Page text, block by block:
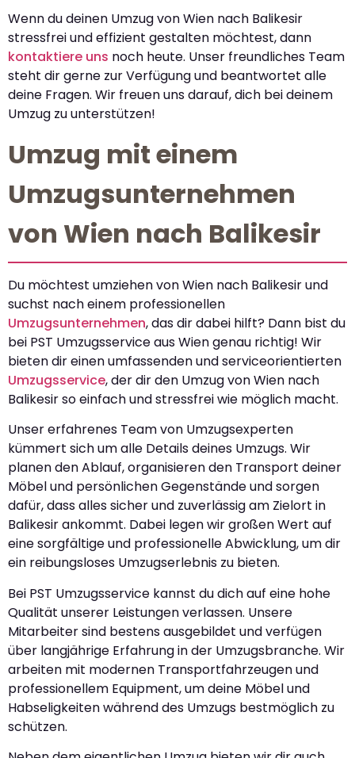
Wenn du deinen Umzug von Wien nach Balikesir
stressfrei und effizient gestalten möchtest, dann
kontaktiere uns noch heute. Unser freundliches Team
steht dir gerne zur Verfügung und beantwortet alle
deine Fragen. Wir freuen uns darauf, dich bei deinem
Umzug zu unterstützen!
Umzug mit einem
Umzugsunternehmen
von Wien nach Balikesir
Du möchtest umziehen von Wien nach Balikesir und
suchst nach einem professionellen
Umzugsunternehmen, das dir dabei hilft? Dann bist du
bei PST Umzugsservice aus Wien genau richtig! Wir
bieten dir einen umfassenden und serviceorientierten
Umzugsservice, der dir den Umzug von Wien nach
Balikesir so einfach und stressfrei wie möglich macht.
Unser erfahrenes Team von Umzugsexperten
kümmert sich um alle Details deines Umzugs. Wir
planen den Ablauf, organisieren den Transport deiner
Möbel und persönlichen Gegenstände und sorgen
dafür, dass alles sicher und zuverlässig am Zielort in
Balikesir ankommt. Dabei legen wir großen Wert auf
eine sorgfältige und professionelle Abwicklung, um dir
ein reibungsloses Umzugserlebnis zu bieten.
Bei PST Umzugsservice kannst du dich auf eine hohe
Qualität unserer Leistungen verlassen. Unsere
Mitarbeiter sind bestens ausgebildet und verfügen
über langjährige Erfahrung in der Umzugsbranche. Wir
arbeiten mit modernen Transportfahrzeugen und
professionellem Equipment, um deine Möbel und
Habseligkeiten während des Umzugs bestmöglich zu
schützen.